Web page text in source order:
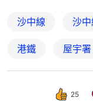
沙中線 沙
港鐵 屋宇署
25